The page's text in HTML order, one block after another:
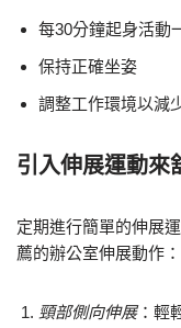
每30分鐘起身活動
保持正確坐姿
調整工作環境以減
引入伸展運動來
定期進行簡單的伸展
薦的辦公室伸展動作：
頸部側向伸展：輕